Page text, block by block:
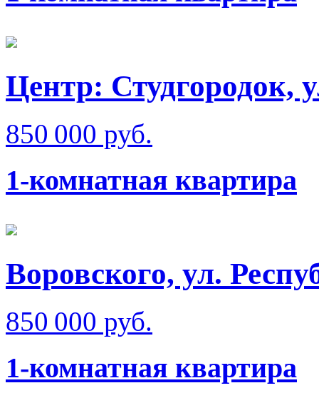
Центр: Студгородок,
850 000 руб.
1-комнатная квартира
Воровского, ул.
850 000 руб.
1-комнатная квартира